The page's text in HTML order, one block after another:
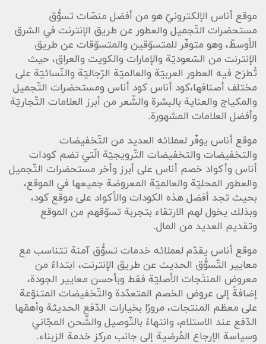
موقع أناس الإلكترونيّ هو من أفضل منصّات تسوُّق
مستحضرات التّجميل والعطور عن طريق الإنترنت في الشرق
الأوسطّ، وهو متوفّر للمتسوّقين والمتسوّقات عن طريق
الإنترنت من السّعوديّة والإمارات والكويت والعراق، حيث
تُطرَح فيه العطور العربيّة والعالميّة الرّجاليّة والنّسائيّة على
مختلف أصنافها،كود أناس كود أناس ومستحضرات التّجميل
والمكياج والعناية بالبشرة والشّعر من أبرز العلامات التّجاريّة
وأفضل العلامات المشهورة.
موقع أناس يوفّر لعملائه العديد من التّخفيضات
والتخفيضات والتخفيضات التّرويجيّة الّتي تضم كودات
أناس وأكواد خصم أناس على أبرز وأخر مستحضرات التّجميل
والعطور المحليّة والعالميّة المعروضة جميعها في الموقع،
بحيث تجد أفضل هذه الكودات والأكواد على موقع كود،
وبذلك يخول لهم الارتقاء بتجربة تسوّقهم من الموقع
وتقديم العديد من المال.
موقع أناس يقدّم لعملائه خدمات تسوُّق آمنة تتناسب مع
معايير التّسوُّق الحديث عن طريق الإنترنت، ابتداءً من
معروض المنتَجات الأصليّة فقط وبأحسن معايير الجودة،
إضافةً إلى عروض الخصم المتعدّدة والتّخفيضات المتنوّعة
على معظم المنتجات، مرورًا بخيارات الدّفع الحديثة وأهمّها
الدّفع عند الاستلام، وانتهاءً بالتّوصيل والشّحن المجّاني
وسياسة الإرجاع المُرضية إلى جانب مركز خدمة الزبناء.